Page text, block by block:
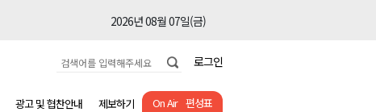
2026년 08월 07일(금)
2026년 08월 07일(금)
2026년 08월 07일(금)
로그인
On Air 편성표
광고 및 협찬안내 제보하기